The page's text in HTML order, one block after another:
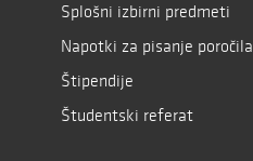
Splošni izbirni predmeti
Napotki za pisanje poročila
Štipendije
Študentski referat